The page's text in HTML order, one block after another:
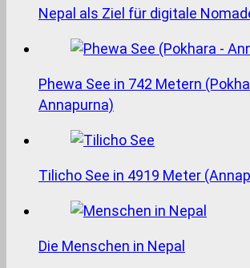
Nepal als Ziel für digitale
Phewa See in 742 Metern
Annapurna)
Tilicho See in 4919 Meter
Die Menschen in Nepal